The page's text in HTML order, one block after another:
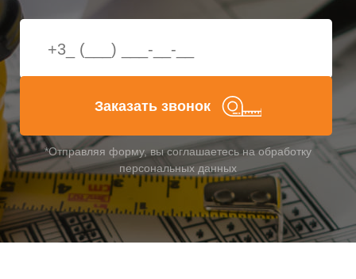
Заказать звонок
*Отправляя форму, вы соглашаетесь на обработку
персональных данных